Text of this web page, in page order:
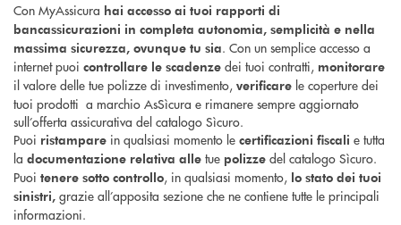
Con MyAssicura hai accesso ai tuoi rapporti di
bancassicurazioni in completa autonomia, semplicità e nella
massima sicurezza, ovunque tu sia. Con un semplice accesso a
internet puoi controllare le scadenze dei tuoi contratti, monitorare
il valore delle tue polizze di investimento, verificare le coperture dei
tuoi prodotti a marchio AsSìcura e rimanere sempre aggiornato
sull’offerta assicurativa del catalogo Sìcuro.
Puoi ristampare in qualsiasi momento le certificazioni fiscali e tutta
la documentazione relativa alle tue polizze del catalogo Sìcuro.
Puoi tenere sotto controllo, in qualsiasi momento, lo stato dei tuoi
sinistri, grazie all’apposita sezione che ne contiene tutte le principali
informazioni.